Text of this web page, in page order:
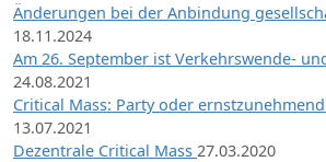
Änderungen bei der Anbindung
18.11.2024
Am 26. September ist Verkehrswende-
24.08.2021
Critical Mass: Party oder
13.07.2021
Dezentrale Critical Mass 27.03.2020